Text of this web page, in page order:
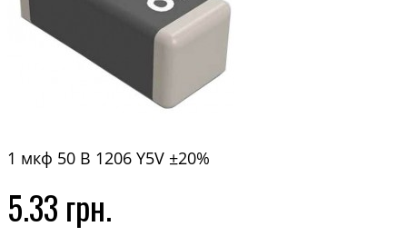
1 мкф 50 В 1206 Y5V ±20%
5.33 грн.